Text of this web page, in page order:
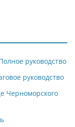
руководство
руководство
Черноморского